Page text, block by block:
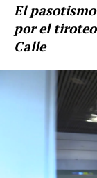
El
por el tiroteo
Calle
Alba Díaz
» Gente